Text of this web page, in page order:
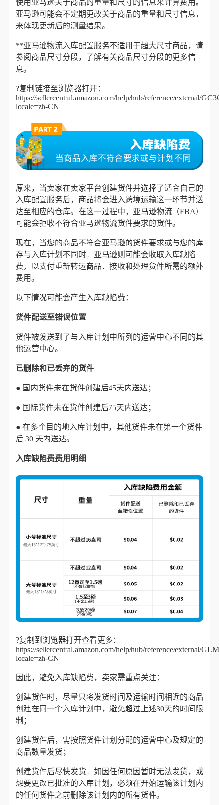
使用亚马逊关于商品的重量和尺寸的信息来计算费用。
亚马逊可能会不定期更改关于商品的重量和尺寸信息，
来体现更新后的测量结果。
**亚马逊物流入库配置服务不适用于超大尺寸商品，请
参阅商品尺寸分段，了解有关商品尺寸分段的更多信
息。
?复制链接至浏览器打开：
https://sellercentral.amazon.com/help/hub/reference/external/
locale=zh-CN
原来，当卖家在卖家平台创建货件并选择了适合自己的
入库配置服务后，商品将会进入跨境运输这一环节并送
达至相应的仓库。在这一过程中，亚马逊物流（FBA）
可能会拒收不符合亚马逊物流货件要求的货件。
现在，当您的商品不符合亚马逊的货件要求或与您的库
存与入库计划不同时，亚马逊则可能会收取入库缺陷
费，以支付重新转运商品、接收和处理货件所需的额外
费用。
以下情况可能会产生入库缺陷费：
货件配送至错误位置
货件被发送到了与入库计划中所列的运营中心不同的其
他运营中心。
已删除和已丢弃的货件
● 国内货件未在货件创建后45天内送达；
● 国际货件未在货件创建后75天内送达；
● 在多个目的地入库计划中，其他货件未在第一个货件
后30 天内送达。
入库缺陷费费用明细
?复制到浏览器打开查看更多：
https://sellercentral.amazon.com/help/hub/reference/external/
locale=zh-CN
因此，避免入库缺陷费，卖家需重点关注：
创建货件时，尽量只将发货时间及运输时间相近的商品
创建在同一个入库计划中，避免超过上述30天的时间限
制；
创建货件后，需按照货件计划 分配的运营中心及规定的
商品数量发货；
创建货件后尽快发货，如因任何原因暂时无法发货，或
想要更改已批准的入库计划，必须在开始运输该计划内
的任何货件之前删除该计划内的所有货件。